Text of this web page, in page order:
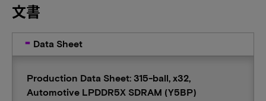
文書
Data Sheet
Production Data Sheet: 315-ball, x32,
Automotive LPDDR5X SDRAM (Y5BP)